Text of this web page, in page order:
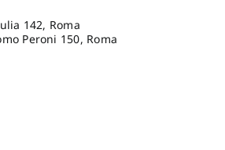
142, Roma
Peroni 150, Roma